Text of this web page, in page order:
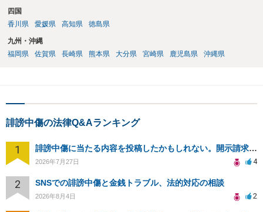
四国
香川県
愛媛県 高知県 徳島県
九州・沖縄
福岡県
佐賀県 長崎県 熊本県 大分県 宮崎県 鹿児島県 沖縄県
誹謗中傷の法律Q&Aランキング
1 誹謗中傷に当たる内容を投稿したかもしれない。開示請求や民事刑事裁判に発展しうるのか教えて欲しい。
2026年7月27日 4
2 SNSでの誹謗中傷と金銭トラブル、法的対応の相談
2026年8月4日 2